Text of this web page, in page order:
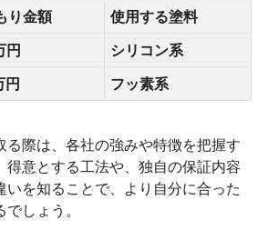
り金額
使用する塗料
円
シリコン系
円 フッ素系
る際は、各社の強みや特徴を把握す
得意とする工法や、独自の保証内容
いを知ることで、より自分に合った
しょう。